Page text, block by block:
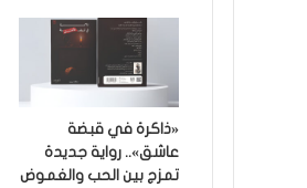
«ذاكرة في قبضة
عاشق».. رواية جديدة
تمزج بين الحب والغموض